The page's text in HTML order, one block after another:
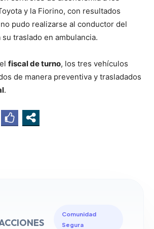
y la Fiorino, con resultados
pudo realizarse al conductor del
traslado en ambulancia.
fiscal de turno, los tres vehículos
de manera preventiva y trasladados
.
Comunidad
Segura